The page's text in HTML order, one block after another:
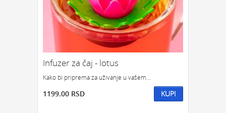
Infuzer za čaj - lotus
Kako bi priprema za uživanje u vašem...
1199.00 RSD KUPI